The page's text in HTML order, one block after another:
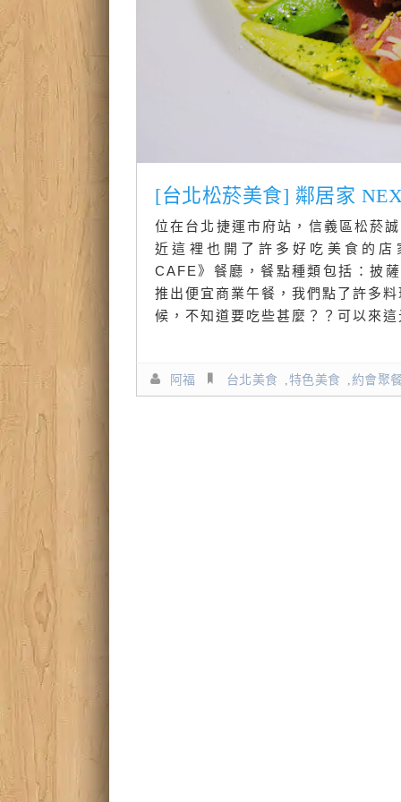
[台北松菸美食] 鄰居家
位在台北捷運市府站，信義區松菸
近這裡也開了許多好吃美食的
CAFE》餐廳，餐點種類包括：披
推出便宜商業午餐，我們點了許多
候，不知道要吃些甚麼？？可以來
阿福 台北美食 特色美食 約會聚